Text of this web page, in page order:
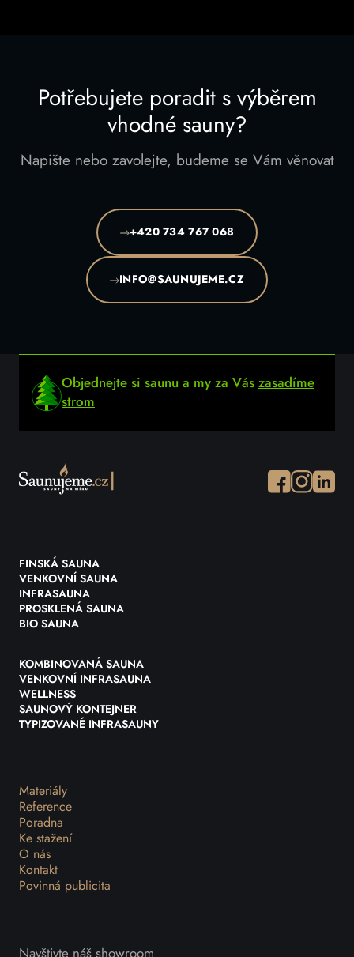
Potřebujete poradit s výběrem
vhodné sauny?
Napište nebo zavolejte, budeme se Vám věnovat
+420 734 767 068
INFO@SAUNUJEME.CZ
Objednejte si saunu a my za Vás zasadíme
strom
Facebook
Instagram
FINSKÁ SAUNA
VENKOVNÍ SAUNA
INFRASAUNA
PROSKLENÁ SAUNA
BIO SAUNA
KOMBINOVANÁ SAUNA
VENKOVNÍ INFRASAUNA
WELLNESS
SAUNOVÝ KONTEJNER
TYPIZOVANÉ INFRASAUNY
Materiály
Reference
Poradna
Ke stažení
O nás
Kontakt
Povinná publicita
Navštivte náš showroom